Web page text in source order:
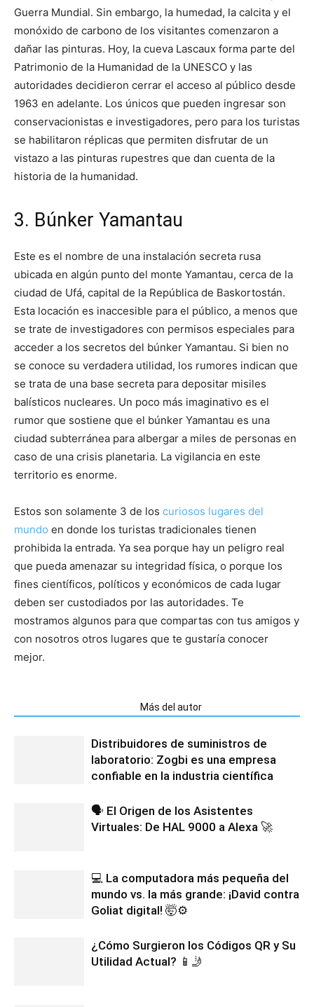
Guerra Mundial. Sin embargo, la humedad, la calcita y el
monóxido de carbono de los visitantes comenzaron a
dañar las pinturas. Hoy, la cueva Lascaux forma parte del
Patrimonio de la Humanidad de la UNESCO y las
autoridades decidieron cerrar el acceso al público desde
1963 en adelante. Los únicos que pueden ingresar son
conservacionistas e investigadores, pero para los turistas
se habilitaron réplicas que permiten disfrutar de un
vistazo a las pinturas rupestres que dan cuenta de la
historia de la humanidad.
3. Búnker Yamantau
Este es el nombre de una instalación secreta rusa
ubicada en algún punto del monte Yamantau, cerca de la
ciudad de Ufá, capital de la República de Baskortostán.
Esta locación es inaccesible para el público, a menos que
se trate de investigadores con permisos especiales para
acceder a los secretos del búnker Yamantau. Si bien no
se conoce su verdadera utilidad, los rumores indican que
se trata de una base secreta para depositar misiles
balísticos nucleares. Un poco más imaginativo es el
rumor que sostiene que el búnker Yamantau es una
ciudad subterránea para albergar a miles de personas en
caso de una crisis planetaria. La vigilancia en este
territorio es enorme.
Estos son solamente 3 de los curiosos lugares del
mundo en donde los turistas tradicionales tienen
prohibida la entrada. Ya sea porque hay un peligro real
que pueda amenazar su integridad física, o porque los
fines científicos, políticos y económicos de cada lugar
deben ser custodiados por las autoridades. Te
mostramos algunos para que compartas con tus amigos y
con nosotros otros lugares que te gustaría conocer
mejor.
Más del autor
Distribuidores de suministros de
laboratorio: Zogbi es una empresa
confiable en la industria científica
🗣️ El Origen de los Asistentes
Virtuales: De HAL 9000 a Alexa 🚀
💻 La computadora más pequeña del
mundo vs. la más grande: ¡David contra
Goliat digital! 🤯⚙️
¿Cómo Surgieron los Códigos QR y Su
Utilidad Actual? 📱🤳